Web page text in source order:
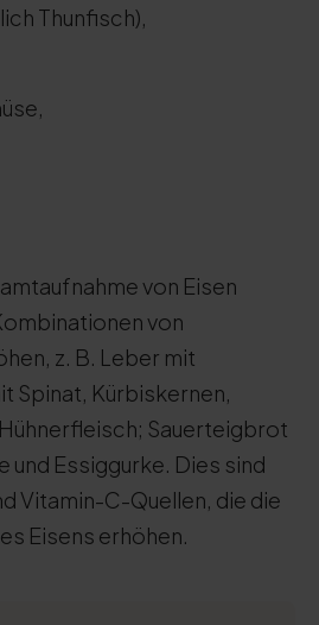
Thunfisch),
von Eisen
von
z. B. Leber mit
Spinat, Kürbiskernen,
Sauerteigbrot
und Essiggurke. Dies sind
Vitamin-C-Quellen, die die
Eisens erhöhen.